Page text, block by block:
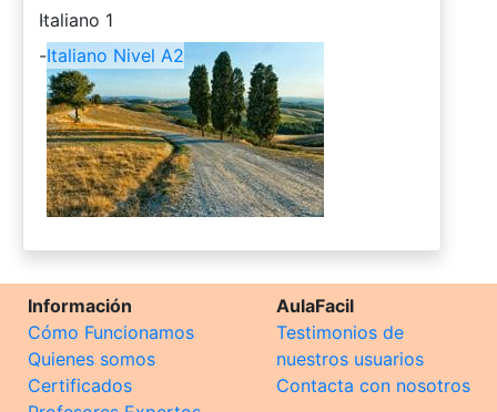
-
Italiano 1
-Italiano Nivel A2
Información
Cómo Funcionamos
Quienes somos
Certificados
AulaFacil
Testimonios de
nuestros usuarios
Contacta con nosotros